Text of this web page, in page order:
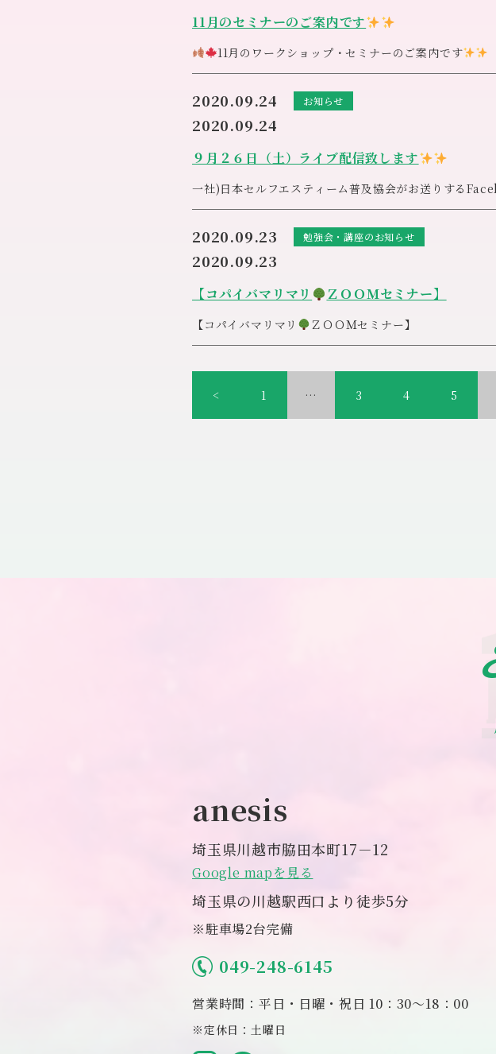
お家で直ぐに作れる1回分のキットも付いています♪
1回分のキットには
ます
皆様と一緒に制作しながら楽しい時間を過ごしませんか
［料金］￥３，３００（税込）
皆様とシェアしながらカードを引いたりと楽しく進めて参
ご予約お待ちしております
※アネシス
049-248-6145(土曜日定休)
※ホームページからもご予約頂けます
11月のセミナーのご案内です
11月のワークショップ・セミナーのご案内です
【自己肯定感、自己肯定力を上げるベーシック一日講
覚が高まると、自分を信頼し、信じることができるよう
していきます。
自己肯定力が人生に及ぼす影響を理解し、自己肯定力を
生が変わり、人生で受け取るものが全く違ってきます。
や私生活が充実していくかのメカニズムの説明とともに
日々の生活の中に取り入れられる方法をお伝えしていき
料金
18,340円（税別） ※テキスト代、修了証発行代
時間
全6時間
（定員）４名 ※現在２名確定
先着順となります。ご予約お待ちしております
☎︎アネシス049-248-6145
2020.09.24 お知らせ
2020.09.24
９月２６日（土）ライブ配信致します
一社)日本セルフエスティーム普及協会がお送りする
せて頂きます
日時：９月２６日（土） ２１時３０分～
時、自分で上手に自分のメンテナンスをすることで、早
自分で自分のご機嫌をとることって
具体的にどんなこと
2020.09.23 勉強会・講座のお知らせ
2020.09.23
【コパイバマリマリ ＺＯＯＭセミナー】
【コパイバマリマリ
ＺＯＯＭセミナー】
セミナー日程： 2020年９月２９日（火）
※ZOOMミーティングは、13：45分から立ち上げており
Zoom
ミーティングに参加する
< 1 … 3 4 5
anesis
埼玉県川越市脇田本町17－12
Google mapを見る
埼玉県の川越駅西口より徒歩5分
※駐車場2台完備
049-248-6145
営業時間：平日・日曜・祝日 10：30～18：00
※定休日：土曜日